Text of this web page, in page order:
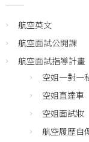
航空英文
航空面試公開課
航空面試指導計畫
空姐一對一
空姐直達車
空姐面試妝
航空履歷自